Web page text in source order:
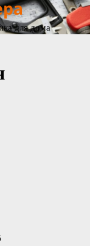
для дома